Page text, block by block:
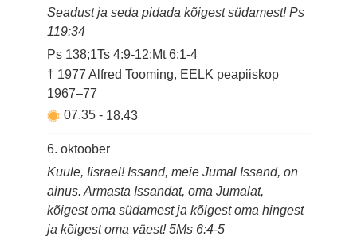
Seadust ja seda pidada kõigest südamest! Ps
119:34
Ps 138;1Ts 4:9-12;Mt 6:1-4
† 1977 Alfred Tooming, EELK peapiiskop
1967–77
07.35- 18.43
6. oktoober
Kuule, Iisrael! Issand, meie Jumal Issand, on
ainus. Armasta Issandat, oma Jumalat,
kõigest oma südamest ja kõigest oma hingest
ja kõigest oma väest! 5Ms 6:4-5